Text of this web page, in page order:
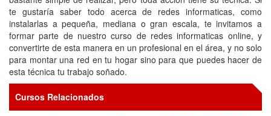
te gustaría saber todo acerca de redes informaticas, como
instalarlas a pequeña, mediana o gran escala, te invitamos a
formar parte de nuestro curso de redes informaticas online, y
convertirte de esta manera en un profesional en el área, y no solo
para montar una red en tu hogar sino para que puedes hacer de
esta técnica tu trabajo soñado.
Cursos Relacionados